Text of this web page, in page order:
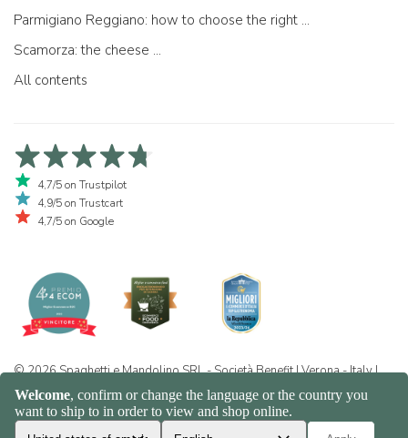
Parmigiano Reggiano: how to choose the right one
Scamorza: the cheese ...
All contents
4,7/5 on Trustpilot
4,9/5 on Trustcart
4,7/5 on Google
© 2026 Spaghetti e Mandolino SRL - Società Benefit | Verona - Italy |
+39 351 865 9444 | P.I. IT04913730232 | Certificazione BIO: IT-BIO-
016.380-0110744.2026.001 | REA VR-455804 | Privacy and cookie
policy|Sitemap